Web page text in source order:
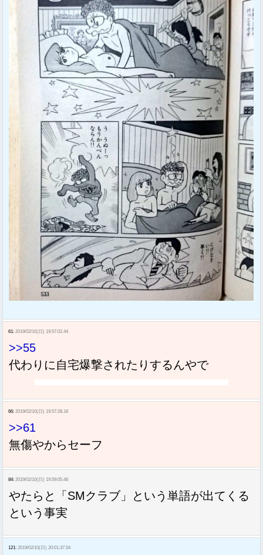
61: 2019/02/10(日) 19:57:02.44
>>55
代わりに自宅爆撃されたりするんやで
66: 2019/02/10(日) 19:57:28.18
>>61
無傷やからセーフ
84: 2019/02/10(日) 19:59:05.48
やたらと「SMクラブ」という単語が出てくる
という事実
121: 2019/02/10(日) 20:01:37.54